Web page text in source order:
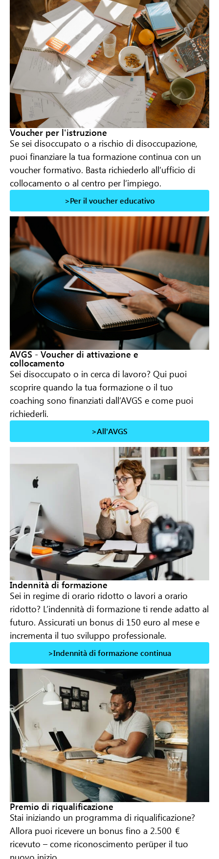
Voucher per l'istruzione
Se sei disoccupato o a rischio di disoccupazione,
puoi finanziare la tua formazione continua con un
voucher formativo. Basta richiederlo all’ufficio di
collocamento o al centro per l’impiego.
>Per il voucher educativo
AVGS - Voucher di attivazione e
collocamento
Sei disoccupato o in cerca di lavoro? Qui puoi
scoprire quando la tua formazione o il tuo
coaching sono finanziati dall’AVGS e come puoi
richiederli.
>All'AVGS
Indennità di formazione
Sei in regime di orario ridotto o lavori a orario
ridotto? L’indennità di formazione ti rende adatto al
futuro. Assicurati un bonus di 150 euro al mese e
incrementa il tuo sviluppo professionale.
>Indennità di formazione continua
Premio di riqualificazione
Stai iniziando un programma di riqualificazione?
Allora puoi ricevere un bonus fino a 2.500 €
ricevuto – come riconoscimento perüper il tuo